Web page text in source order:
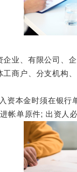
、有限公司、企
商户、分支机构、
本金时须在银行
帐单原件; 出资人